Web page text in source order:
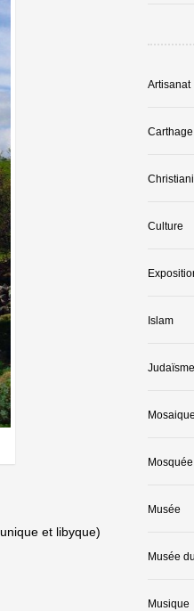
et libyque)
Artisanat
Carthage
Culture
Islam
Judaïsme
Mosaique
Mosquée
Musée
Musée
Musique